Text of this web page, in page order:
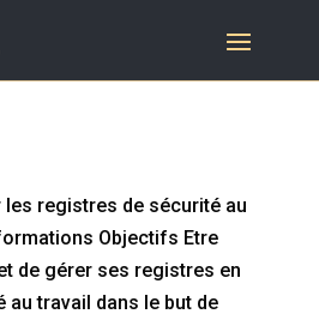
registres de sécurité au
Objectifs Etre
de gérer ses registres en
au travail dans le but de